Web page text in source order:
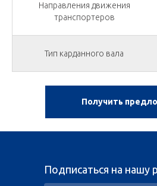
Направления движения
транспортеров
Тип карданного вала
Получить
Подписаться на нашу